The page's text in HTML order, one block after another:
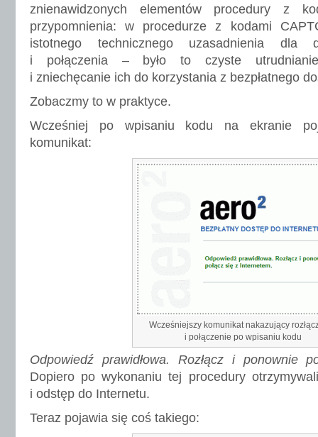
znienawidzonych elementów procedury z
przypomnienia: w procedurze z kodami
istotnego technicznego uzasadnienia dla
i połączenia – było to czyste
i zniechęcanie ich do korzystania z bezpłatnego
Zobaczmy to w praktyce.
Wcześniej po wpisaniu kodu na ekranie
komunikat:
Wcześniejszy komunikat nakazujący
i połączenie po wpisaniu kodu
Odpowiedź prawidłowa. Rozłącz i ponownie
Dopiero po wykonaniu tej procedury
i odstęp do Internetu.
Teraz pojawia się coś takiego: